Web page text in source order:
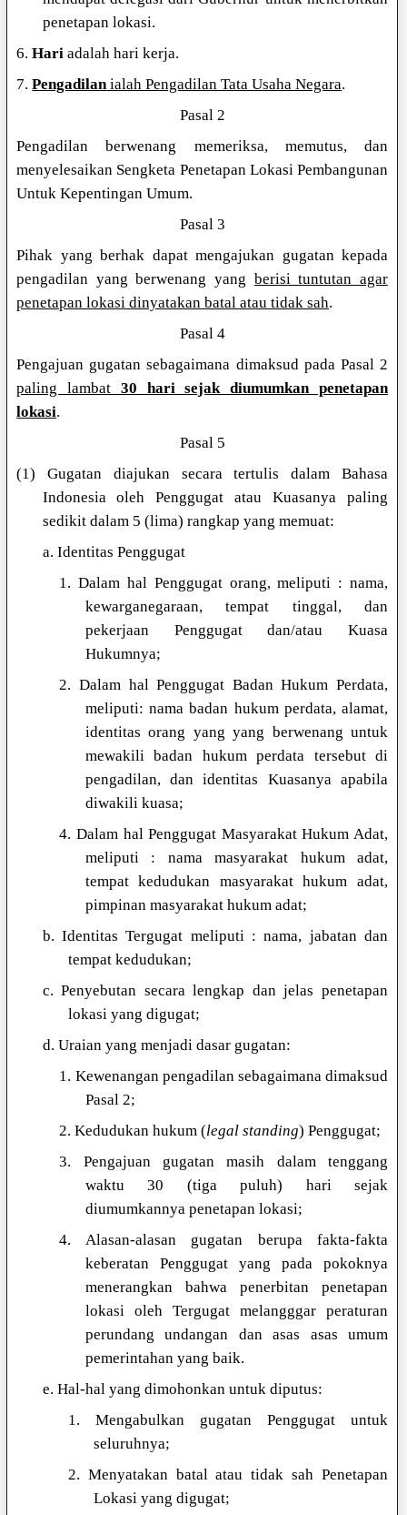
penetapan lokasi.
6.Hari adalah hari kerja.
7.Pengadilanialah Pengadilan Tata Usaha Negara.
Pasal 2
Pengadilan berwenang memeriksa, memutus, dan
menyelesaikan Sengketa Penetapan Lokasi Pembangunan
Untuk Kepentingan Umum.
Pasal 3
Pihak yang berhak dapat mengajukan gugatan kepada
pengadilan yang berwenang yang berisi tuntutan agar
penetapan lokasi dinyatakan batal atau tidak sah.
Pasal 4
Pengajuan gugatan sebagaimana dimaksud pada Pasal 2
paling lambat 30 hari sejak diumumkan penetapan
lokasi.
Pasal 5
(1) Gugatan diajukan secara tertulis dalam Bahasa
Indonesia oleh Penggugat atau Kuasanya paling
sedikit dalam 5 (lima) rangkap yang memuat:
a. Identitas Penggugat
1. Dalam hal Penggugat orang, meliputi : nama,
kewarganegaraan, tempat tinggal, dan
pekerjaan Penggugat dan/atau Kuasa
Hukumnya;
2. Dalam hal Penggugat Badan Hukum Perdata,
meliputi: nama badan hukum perdata, alamat,
identitas orang yang yang berwenang untuk
mewakili badan hukum perdata tersebut di
pengadilan, dan identitas Kuasanya apabila
diwakili kuasa;
4. Dalam hal Penggugat Masyarakat Hukum Adat,
meliputi : nama masyarakat hukum adat,
tempat kedudukan masyarakat hukum adat,
pimpinan masyarakat hukum adat;
b. Identitas Tergugat meliputi : nama, jabatan dan
tempat kedudukan;
c. Penyebutan secara lengkap dan jelas penetapan
lokasi yang digugat;
d. Uraian yang menjadi dasar gugatan:
1. Kewenangan pengadilan sebagaimana dimaksud
Pasal 2;
2. Kedudukan hukum (legal standing) Penggugat;
3. Pengajuan gugatan masih dalam tenggang
waktu 30 (tiga puluh) hari sejak
diumumkannya penetapan lokasi;
4. Alasan-alasan gugatan berupa fakta-fakta
keberatan Penggugat yang pada pokoknya
menerangkan bahwa penerbitan penetapan
lokasi oleh Tergugat melangggar peraturan
perundang undangan dan asas asas umum
pemerintahan yang baik.
e. Hal-hal yang dimohonkan untuk diputus:
1. Mengabulkan gugatan Penggugat untuk
seluruhnya;
2. Menyatakan batal atau tidak sah Penetapan
Lokasi yang digugat;